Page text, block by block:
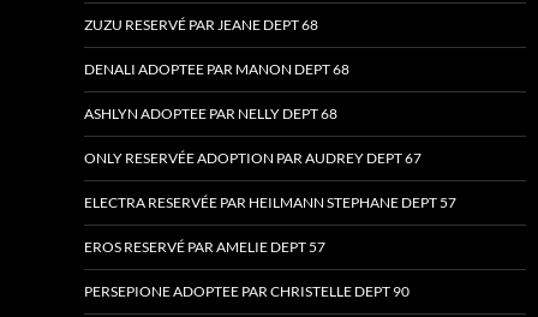
ZUZU RESERVÉ PAR JEANE DEPT 68
DENALI ADOPTEE PAR MANON DEPT 68
ASHLYN ADOPTEE PAR NELLY DEPT 68
ONLY RESERVÉE ADOPTION PAR AUDREY DEPT 67
ELECTRA RESERVÉE PAR HEILMANN STEPHANE DEPT 57
EROS RESERVÉ PAR AMELIE DEPT 57
PERSEPIONE ADOPTEE PAR CHRISTELLE DEPT 90